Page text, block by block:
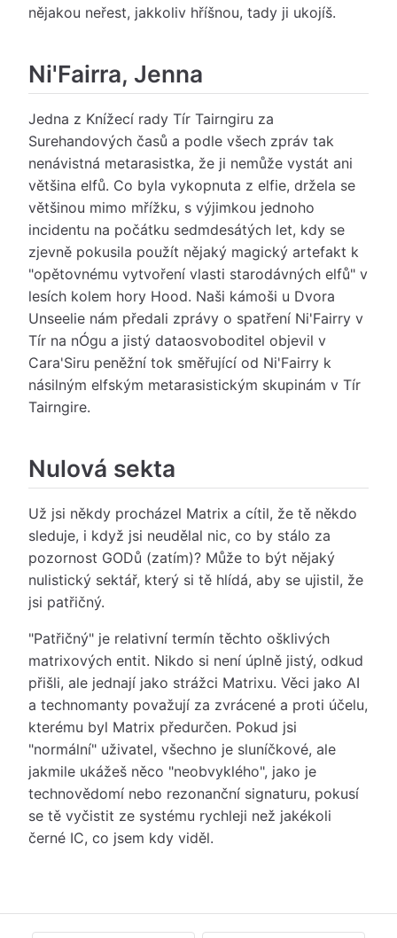
nějakou neřest, jakkoliv hříšnou, tady ji ukojíš.
Ni'Fairra, Jenna
Jedna z Knížecí rady Tír Tairngiru za
Surehandových časů a podle všech zpráv tak
nenávistná metarasistka, že ji nemůže vystát ani
většina elfů. Co byla vykopnuta z elfie, držela se
většinou mimo mřížku, s výjimkou jednoho
incidentu na počátku sedmdesátých let, kdy se
zjevně pokusila použít nějaký magický artefakt k
"opětovnému vytvoření vlasti starodávných elfů" v
lesích kolem hory Hood. Naši kámoši u Dvora
Unseelie nám předali zprávy o spatření Ni'Fairry v
Tír na nÓgu a jistý dataosvoboditel objevil v
Cara'Siru peněžní tok směřující od Ni'Fairry k
násilným elfským metarasistickým skupinám v Tír
Tairngire.
Nulová sekta
Už jsi někdy procházel Matrix a cítil, že tě někdo
sleduje, i když jsi neudělal nic, co by stálo za
pozornost GODů (zatím)? Může to být nějaký
nulistický sektář, který si tě hlídá, aby se ujistil, že
jsi patřičný.
"Patřičný" je relativní termín těchto ošklivých
matrixových entit. Nikdo si není úplně jistý, odkud
přišli, ale jednají jako strážci Matrixu. Věci jako AI
a technomanty považují za zvrácené a proti účelu,
kterému byl Matrix předurčen. Pokud jsi
"normální" uživatel, všechno je sluníčkové, ale
jakmile ukážeš něco "neobvyklého", jako je
technovědomí nebo rezonanční signaturu, pokusí
se tě vyčistit ze systému rychleji než jakékoli
černé IC, co jsem kdy viděl.